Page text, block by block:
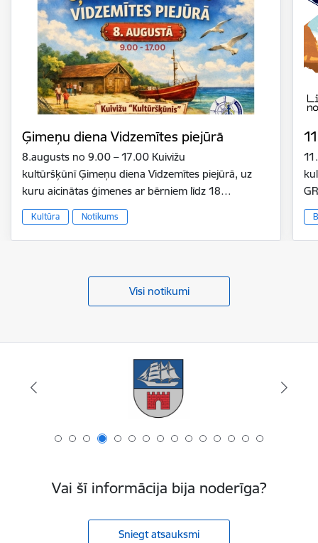
Ģimeņu diena Vidzemītes piejūrā
8.augusts no 9.00 – 17.00 Kuivižu
kultūršķūnī Ģimeņu diena Vidzemītes piejūrā, uz
kuru aicinātas ģimenes ar bērniem līdz 18…
Kultūra Notikums
Visi notikumi
Vai šī informācija bija noderīga?
Sniegt atsauksmi